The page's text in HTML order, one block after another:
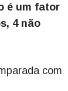
é um fator
4 não
com